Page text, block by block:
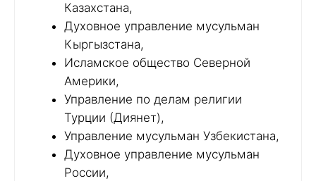
Казахстана,
Духовное управление мусульман
Кыргызстана,
Исламское общество Северной
Америки,
Управление по делам религии
Турции (Диянет),
Управление мусульман Узбекистана,
Духовное управление мусульман
России,